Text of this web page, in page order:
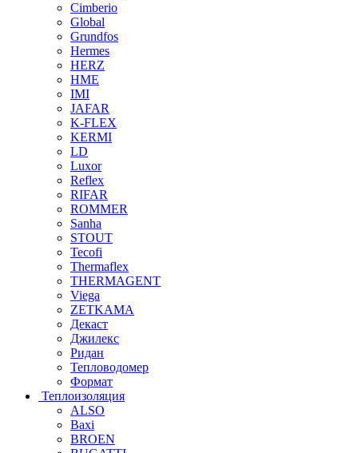
Cimberio
Global
Grundfos
Hermes
HERZ
HME
IMI
JAFAR
K-FLEX
KERMI
LD
Luxor
Reflex
RIFAR
ROMMER
Sanha
STOUT
Tecofi
Thermaflex
THERMAGENT
Viega
ZETKAMA
Декаст
Джилекс
Ридан
Тепловодомер
Формат
Теплоизоляция
ALSO
Baxi
BROEN